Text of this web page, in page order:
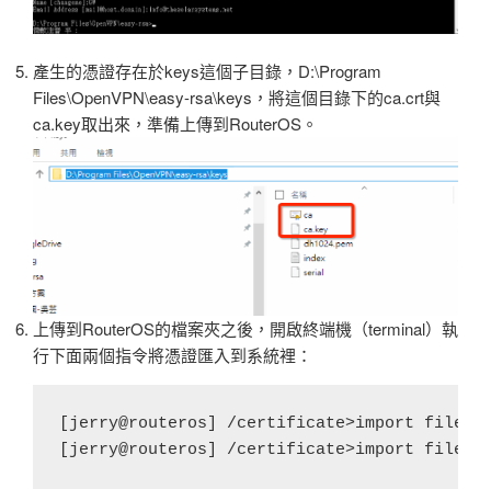
產生的憑證存在於keys這個子目錄，D:\Program
Files\OpenVPN\easy-rsa\keys，將這個目錄下的ca.crt與
ca.key取出來，準備上傳到RouterOS。
上傳到RouterOS的檔案夾之後，開啟終端機（terminal）執
行下面兩個指令將憑證匯入到系統裡：
[jerry@routeros] /certificate>import
[jerry@routeros] /certificate>import